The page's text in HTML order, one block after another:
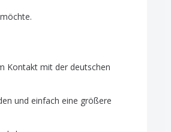
möchte.
Kontakt mit der deutschen
und einfach eine größere